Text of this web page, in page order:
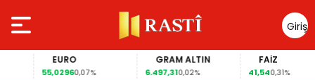
Giriş
Yap
EURO
55,02960,07%
GRAM ALTIN
6.497,310,02%
FAİZ
41,540,31%